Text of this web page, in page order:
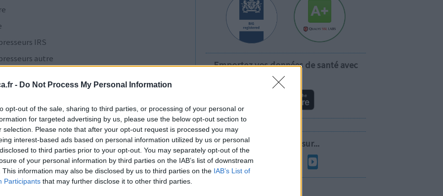
- Do Not Process My Personal Information
opt-out of the sale, sharing to third parties, or processing of your personal or
for targeted advertising by us, please use the below opt-out section to
selection. Please note that after your opt-out request is processed you may
interest-based ads based on personal information utilized by us or personal
to third parties prior to your opt-out. You may separately opt-out of the
of your personal information by third parties on the IAB’s list of downstream
This information may also be disclosed by us to third parties on the IAB’s List of
Participants that may further disclose it to other third parties.
IRS
autre
IRS
à large spectre
IRS
autre
antihormones
Emportez vos données de santé avec
vous!
Suivez-nous sur...